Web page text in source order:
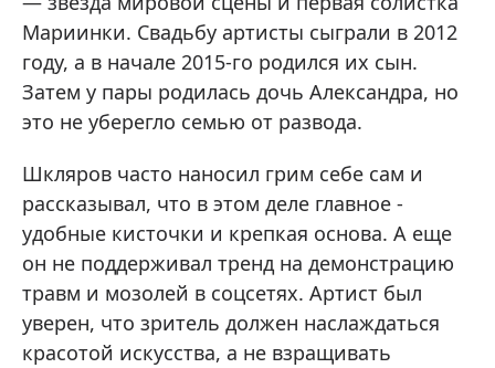
Мариинки. Свадьбу артисты сыграли в 2012
году, а в начале 2015-го родился их сын.
Затем у пары родилась дочь Александра, но
это не уберегло семью от развода.
Шкляров часто наносил грим себе сам и
рассказывал, что в этом деле главное -
удобные кисточки и крепкая основа. А еще
он не поддерживал тренд на демонстрацию
травм и мозолей в соцсетях. Артист был
уверен, что зритель должен наслаждаться
красотой искусства, а не взращивать